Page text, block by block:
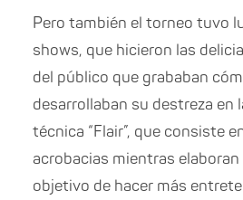
Pero también el torneo tuvo
shows, que hicieron las
del público que grababan
desarrollaban su destreza en
técnica “Flair”, que consiste
acrobacias mientras
objetivo de hacer más